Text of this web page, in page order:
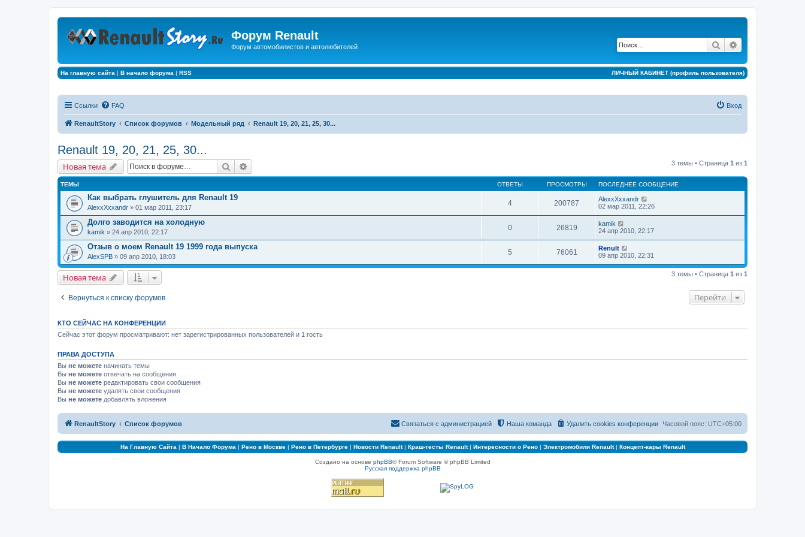
Форум Renault
Форум автомобилистов и автолюбителей Поиск
На главную сайта | В начало форума | RSS ЛИЧНЫЙ КАБИНЕТ (профиль пользователя)
Ссылки FAQ Вход
RenaultStory Список форумов Модельный ряд Renault 19, 20, 21, 25, 30...
Renault 19, 20, 21, 25, 30...
Новая тема Поиск 3 темы • Страница 1 из 1
ТЕМЫ ОТВЕТЫ ПРОСМОТРЫ ПОСЛЕДНЕЕ СООБЩЕНИЕ
Как выбрать глушитель для Renault 19
AlexxXxxandr » 01 мар 2011, 23:17
4 200787
AlexxXxxandr
02 мар 2011, 22:26
Долго заводится на холодную
kamik » 24 апр 2010, 22:17
0 26819
kamik
24 апр 2010, 22:17
Отзыв о моем Renault 19 1999 года выпуска
AlexSPB » 09 апр 2010, 18:03
5 76061
Renult
09 апр 2010, 22:31
Новая тема 3 темы • Страница 1 из 1
Вернуться к списку форумов Перейти
КТО СЕЙЧАС НА КОНФЕРЕНЦИИ
Сейчас этот форум просматривают: нет зарегистрированных пользователей и 1 гость
ПРАВА ДОСТУПА
Вы не можете начинать темы
Вы не можете отвечать на сообщения
Вы не можете редактировать свои сообщения
Вы не можете удалять свои сообщения
Вы не можете добавлять вложения
RenaultStory Список форумов Часовой пояс: UTC+05:00
Удалить cookies конференции
Наша команда
Связаться с администрацией
На Главную Сайта | В Начало Форума | Рено в Москве| Рено в Петербурге| Новости Renault| Краш-тесты Renault| Интересности о Рено| Электромобили Renault| Концепт-кары Renault
Создано на основе phpBB® Forum Software © phpBB Limited
Русская поддержка phpBB